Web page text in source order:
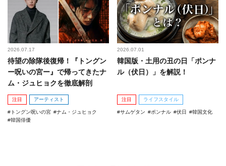
2026.07.17
待望の除隊後復帰！『トングン
ー呪いの宮ー』で帰ってきたナ
ム・ジュヒョクを徹底解剖
注目 アーティスト
トングン呪いの宮
ナム・ジュヒョク
韓国俳優
2026.07.01
韓国版・土用の丑の日「ポンナ
ル（伏日）」を解説！
注目 ライフスタイル
サムゲタン ポンナル 伏日 韓国文化